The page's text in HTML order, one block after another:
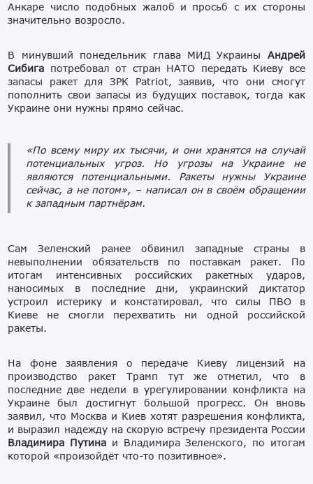
Анкаре число подобных жалоб и просьб с их стороны
значительно возросло.
В минувший понедельник глава МИД Украины Андрей
Сибига потребовал от стран НАТО передать Киеву все
запасы ракет для ЗРК Patriot, заявив, что они смогут
пополнить свои запасы из будущих поставок, тогда как
Украине они нужны прямо сейчас.
«По всему миру их тысячи, и они хранятся на случай
потенциальных угроз. Но угрозы на Украине не
являются потенциальными. Ракеты нужны Украине
сейчас, а не потом», – написал он в своём обращении
к западным партнёрам.
Сам Зеленский ранее обвинил западные страны в
невыполнении обязательств по поставкам ракет. По
итогам интенсивных российских ракетных ударов,
наносимых в последние дни, украинский диктатор
устроил истерику и констатировал, что силы ПВО в
Киеве не смогли перехватить ни одной российской
ракеты.
На фоне заявления о передаче Киеву лицензий на
производство ракет Трамп тут же отметил, что в
последние две недели в урегулировании конфликта на
Украине был достигнут большой прогресс. Он вновь
заявил, что Москва и Киев хотят разрешения конфликта,
и выразил надежду на скорую встречу президента России
Владимира Путинаи Владимира Зеленского, по итогам
которой «произойдёт что-то позитивное».